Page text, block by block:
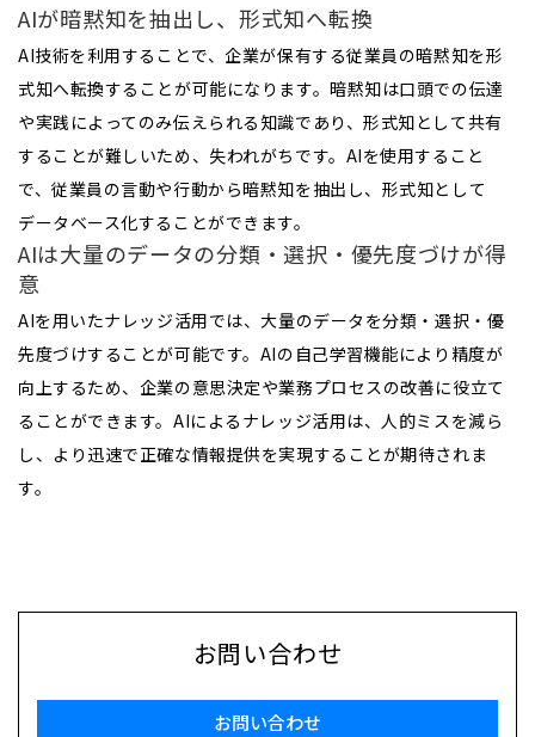
AIが暗黙知を抽出し、形式知へ転換
AI技術を利用することで、企業が保有する従業員の暗黙知を形
式知へ転換することが可能になります。暗黙知は口頭での伝達
や実践によってのみ伝えられる知識であり、形式知として共有
することが難しいため、失われがちです。AIを使用すること
で、従業員の言動や行動から暗黙知を抽出し、形式知として
データベース化することができます。
AIは大量のデータの分類・選択・優先度づけが得
意
AIを用いたナレッジ活用では、大量のデータを分類・選択・優
先度づけすることが可能です。AIの自己学習機能により精度が
向上するため、企業の意思決定や業務プロセスの改善に役立て
ることができます。AIによるナレッジ活用は、人的ミスを減ら
し、より迅速で正確な情報提供を実現することが期待されま
す。
お問い合わせ
お問い合わせ